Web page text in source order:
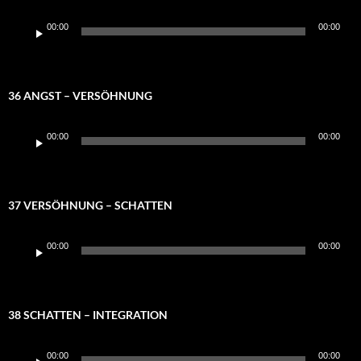
Player
00:00 00:00
36 ANGST – VERSÖHNUNG
Player
00:00 00:00
37 VERSÖHNUNG – SCHATTEN
Player
00:00 00:00
38 SCHATTEN – INTEGRATION
00:00 00:00